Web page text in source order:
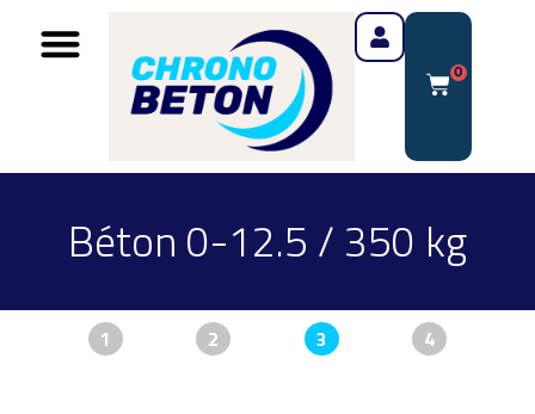
0
Béton 0-12.5 / 350 kg
1 2 3 4